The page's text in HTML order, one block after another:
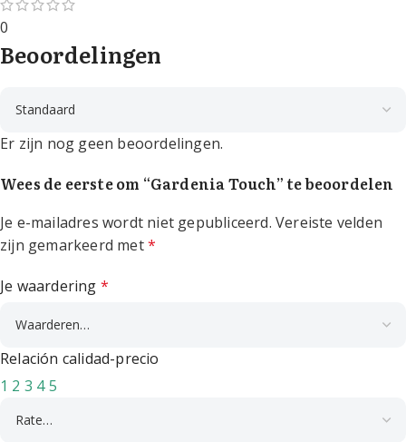
0
Beoordelingen
Er zijn nog geen beoordelingen.
Wees de eerste om “Gardenia Touch” te beoordelen
Je e-mailadres wordt niet gepubliceerd. Vereiste velden
zijn gemarkeerd met*
Je waardering *
Relación calidad-precio
1 2 3 4 5